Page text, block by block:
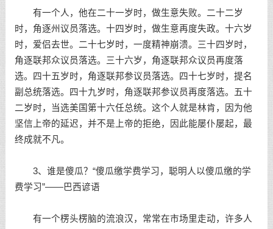
有一个人，他在二十一岁时，做生意失败。二十二岁
时，角逐州议员落选。十四岁时，做生意再度失政。十六岁
时，爱侣去世。二十七岁时，一度精神崩溃。三十四岁时，
角逐联邦众议员落选。三十六岁，角逐联邦众议员再度落
选。四十五岁时，角逐联邦参议员落选。四十七岁时，提名
副总统落选。四十九岁时，角逐联邦参议员再度落选。五十
二岁时，当选美国第十六任总统。这个人就是林肯，因为他
坚信上帝的延迟，并不是上帝的拒绝，因此能屡仆屡起，最
终成就不凡。
3、谁是傻瓜？“傻瓜缴学费学习，聪明人以傻瓜缴的学
费学习”——巴西谚语
有一个楞头楞脑的流浪汉，常常在市场里走动，许多人